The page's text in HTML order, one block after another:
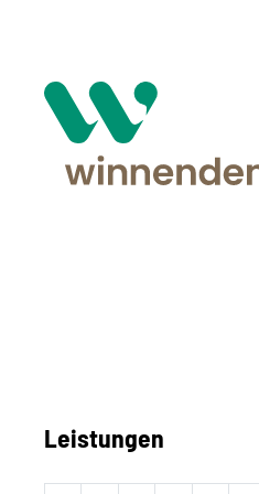
Leistungen